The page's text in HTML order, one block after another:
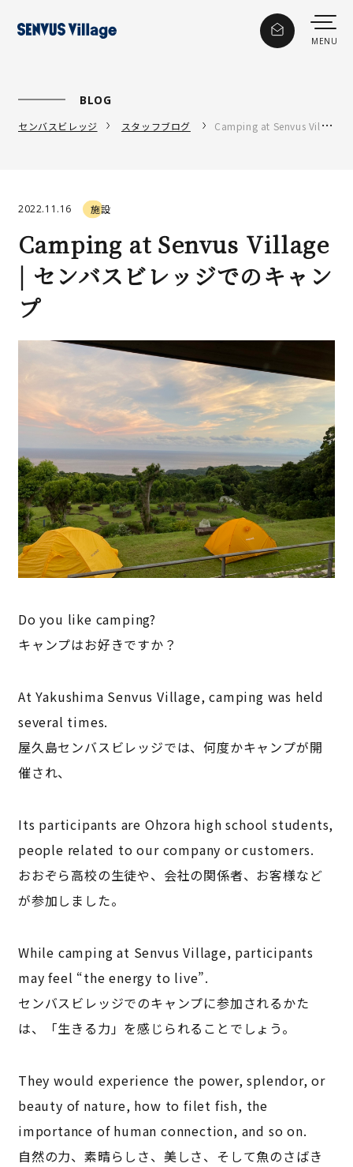
BLOG
センバスビレッジ スタッフブログ Camping at Senvus Village | センバスビレッジでのキャンプ
2022.11.16 施設
Camping at Senvus Village
| センバスビレッジでのキャン
プ
Do you like camping?
キャンプはお好きですか？
At Yakushima Senvus Village, camping was held
several times.
屋久島センバスビレッジでは、何度かキャンプが開
催され、
Its participants are Ohzora high school students,
people related to our company or customers.
おおぞら高校の生徒や、会社の関係者、お客様など
が参加しました。
While camping at Senvus Village, participants
may feel “the energy to live”.
センバスビレッジでのキャンプに参加されるかた
は、「生きる力」を感じられることでしょう。
They would experience the power, splendor, or
beauty of nature, how to filet fish, the
importance of human connection, and so on.
自然の力、素晴らしさ、美しさ、そして魚のさばき